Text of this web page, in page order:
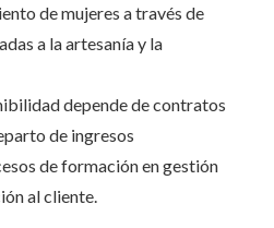
de mujeres a través de
a la artesanía y la
depende de contratos
de ingresos
de formación en gestión
al cliente.